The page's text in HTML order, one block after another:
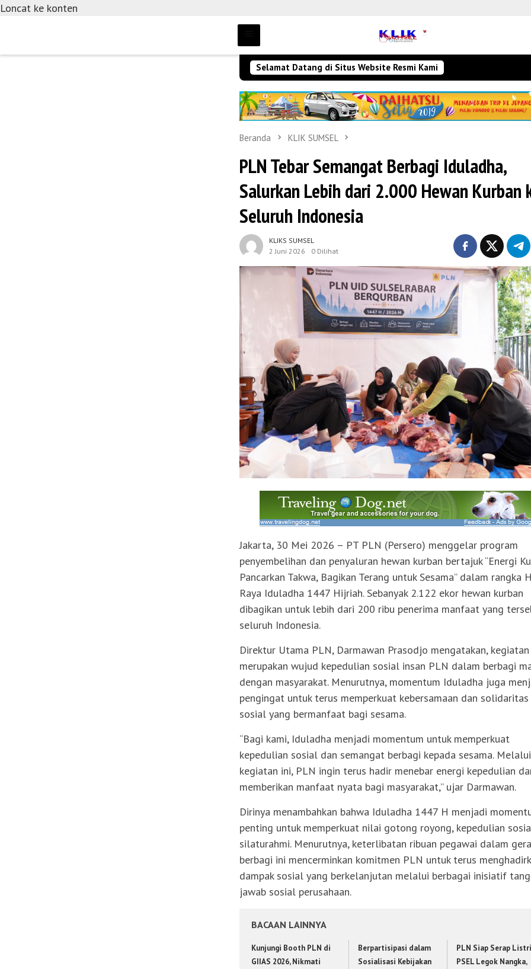
Loncat ke konten
Selamat Datang di Situs Website Resmi Kami
Beranda KLIK SUMSEL
PLN Tebar Semangat Berbagi Iduladha,
Salurkan Lebih dari 2.000 Hewan Kurban
Seluruh Indonesia
KLIKS SUMSEL
2 Juni 2026
0 Dilihat
Jakarta, 30 Mei 2026 – PT PLN (Persero) menggelar program
penyembelihan dan penyaluran hewan kurban bertajuk “Energi
Pancarkan Takwa, Bagikan Terang untuk Sesama” dalam rangka
Raya Iduladha 1447 Hijriah. Sebanyak 2.122 ekor hewan kurban
dibagikan untuk lebih dari 200 ribu penerima manfaat yang
seluruh Indonesia.
Direktur Utama PLN, Darmawan Prasodjo mengatakan,
merupakan wujud kepedulian sosial insan PLN dalam berbagi
dengan masyarakat. Menurutnya, momentum Iduladha juga
pengingat untuk terus memperkuat kebersamaan dan solidaritas
sosial yang bermanfaat bagi sesama.
“Bagi kami, Iduladha menjadi momentum untuk memperkuat
kepedulian sosial dan semangat berbagi kepada sesama. Melalui
kegiatan ini, PLN ingin terus hadir menebar energi kepedulian
memberikan manfaat nyata bagi masyarakat,” ujar Darmawan.
Dirinya menambahkan bahwa Iduladha 1447 H menjadi
penting untuk memperkuat nilai gotong royong, kepedulian
silaturahmi. Menurutnya, keterlibatan ribuan pegawai dalam
berbagi ini mencerminkan komitmen PLN untuk terus
dampak sosial yang berkelanjutan melalui berbagai inisiatif
jawab sosial perusahaan.
BACAAN LAINNYA
Kunjungi Booth PLN di
GIIAS 2026, Nikmati
Berpartisipasi dalam
Sosialisasi Kebijakan
PLN Siap Serap
PSEL Legok Nangka,